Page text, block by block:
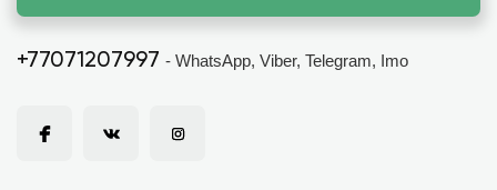
+77071207997 - WhatsApp, Viber, Telegram, Imo